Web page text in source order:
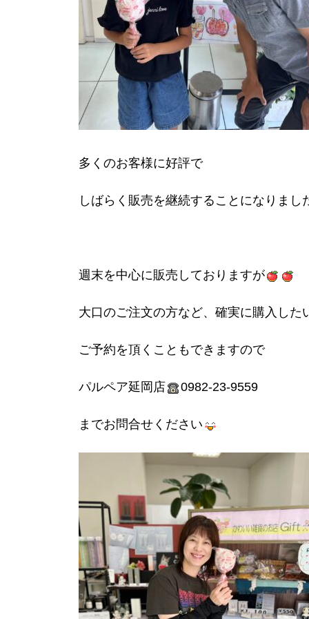
多くのお客様に好評で
しばらく販売を継続することになりまし
週末を中心に販売しておりますが
大口のご注文の方など、確実に購入した
ご予約を頂くこともできますので
パルペア延岡店 0982-23-9559
までお問合せください